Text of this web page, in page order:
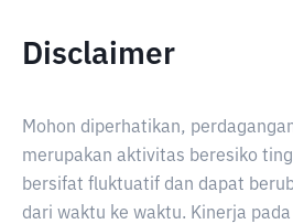
Disclaimer
Mohon diperhatikan,
merupakan aktivitas beresiko
bersifat fluktuatif dan dapat
dari waktu ke waktu. Kinerja